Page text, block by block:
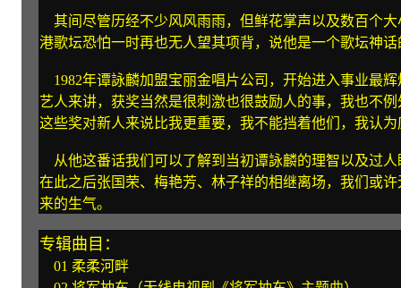
其间尽管历经不少风风雨雨，但鲜花掌声以及数百个
港歌坛恐怕一时再也无人望其项背，说他是一个歌坛神
1982年谭詠麟加盟宝丽金唱片公司，开始进入事业最
艺人来讲，获奖当然是很刺激也很鼓励人的事，我也不
这些奖对新人来说比我更重要，我不能挡着他们，我认
从他这番话我们可以了解到当初谭詠麟的理智以及过
在此之后张国荣、梅艳芳、林子祥的相继离场，我们或
来的生气。
专辑曲目：
01 柔柔河畔